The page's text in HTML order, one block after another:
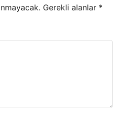
Gerekli alanlar *